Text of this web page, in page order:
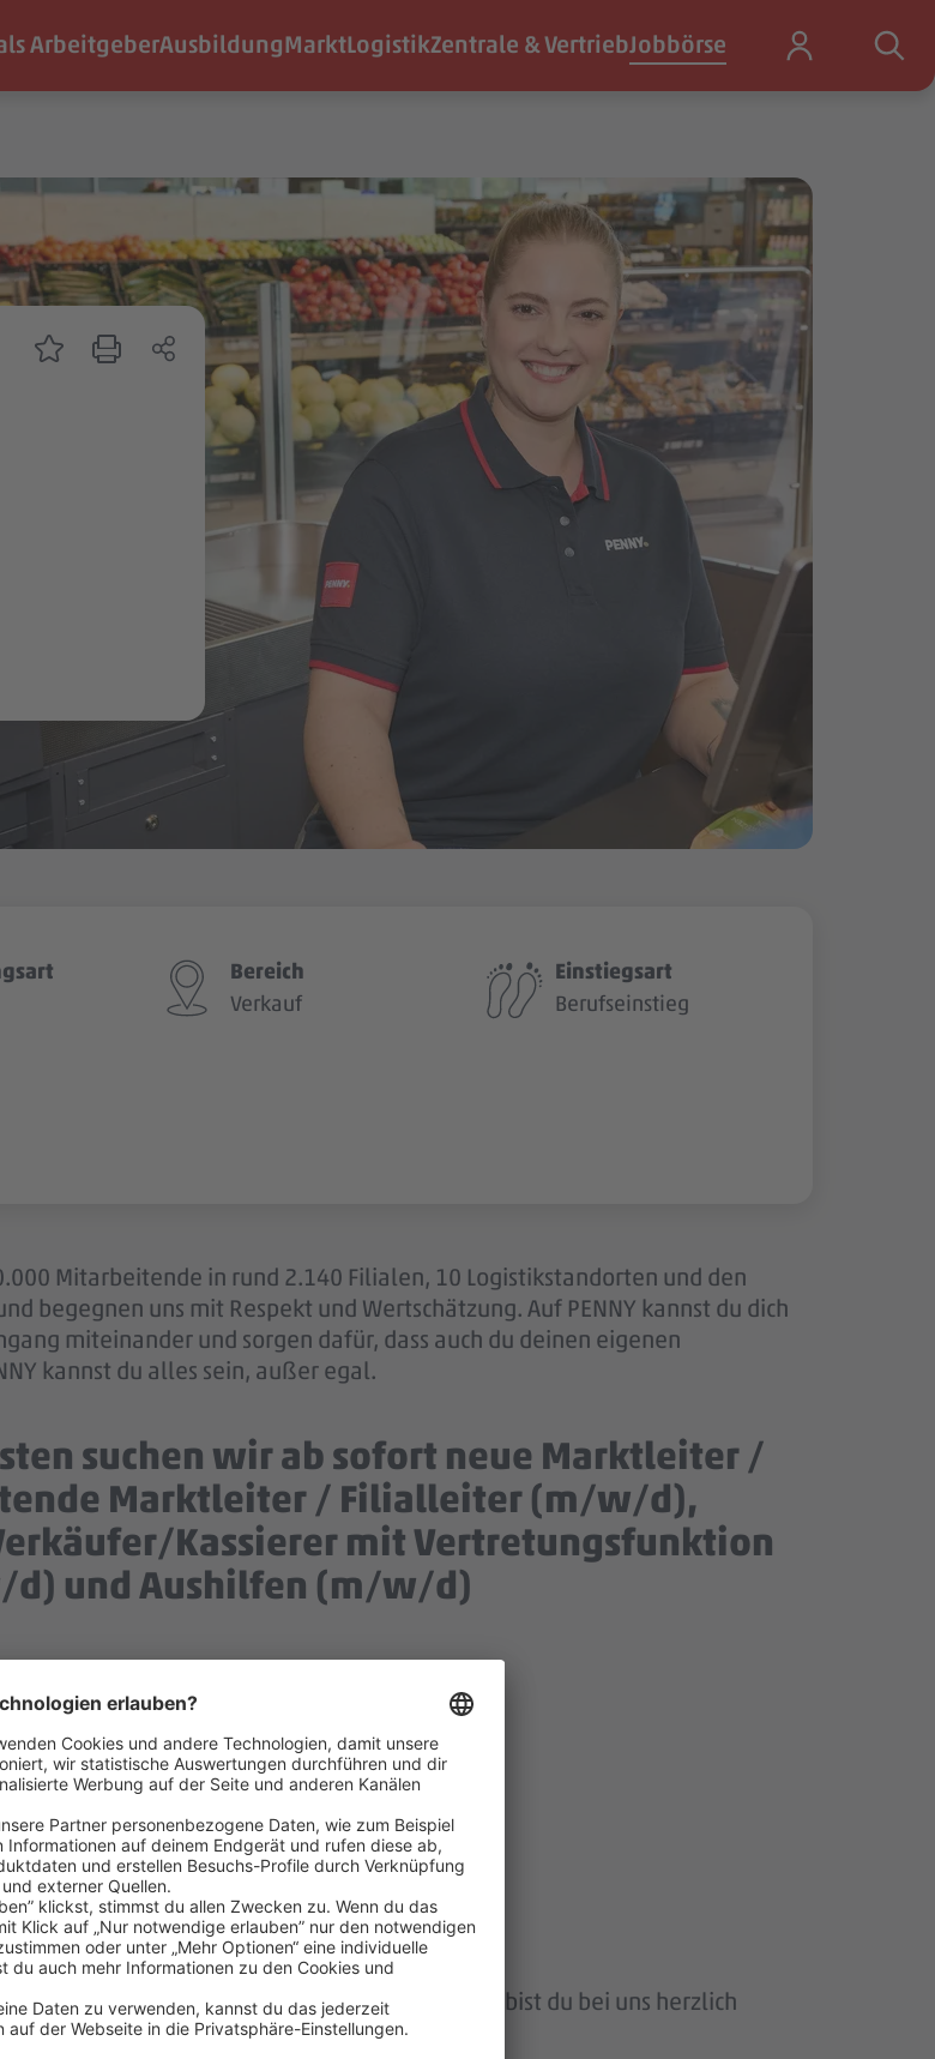
ArbeitgeberAusbildungMarktLogistikZentrale & VertriebJobbörse
Bereich
Verkauf
Einstiegsart
Berufseinstieg
Mitarbeitende in rund 2.140 Filialen, 10 Logistikstandorten und den
begegnen uns mit Respekt und Wertschätzung. Auf PENNY kannst du dich
miteinander und sorgen dafür, dass auch du deinen eigenen
kannst du alles sein, außer egal.
suchen wir ab sofort neue Marktleiter /
Marktleiter / Filialleiter (m/w/d),
Kassierer mit Vertretungsfunktion
und Aushilfen (m/w/d)
Ablauf im Markt.
Kasse und stehst ihr tatkräftig zur Seite.
die PENNY Regale immer voll sind.
Super! Aber auch als Quereinsteiger:in bist du bei uns herzlich